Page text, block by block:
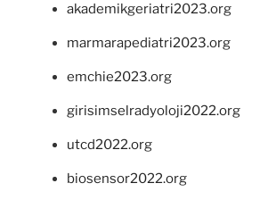
akademikgeriatri2023.org
marmarapediatri2023.org
emchie2023.org
girisimselradyoloji2022.org
utcd2022.org
biosensor2022.org